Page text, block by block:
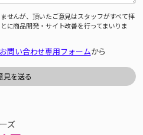
せんが、頂いたご意見はスタッフがすべて拝
に商品開発・サイト改善を行ってまいりま
お問い合わせ専用フォームから
ズ